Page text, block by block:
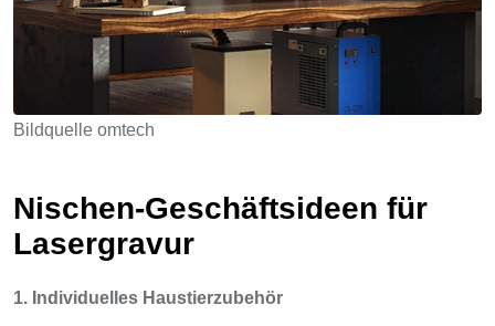
Bildquelle omtech
Nischen-Geschäftsideen für
Lasergravur
1. Individuelles Haustierzubehör